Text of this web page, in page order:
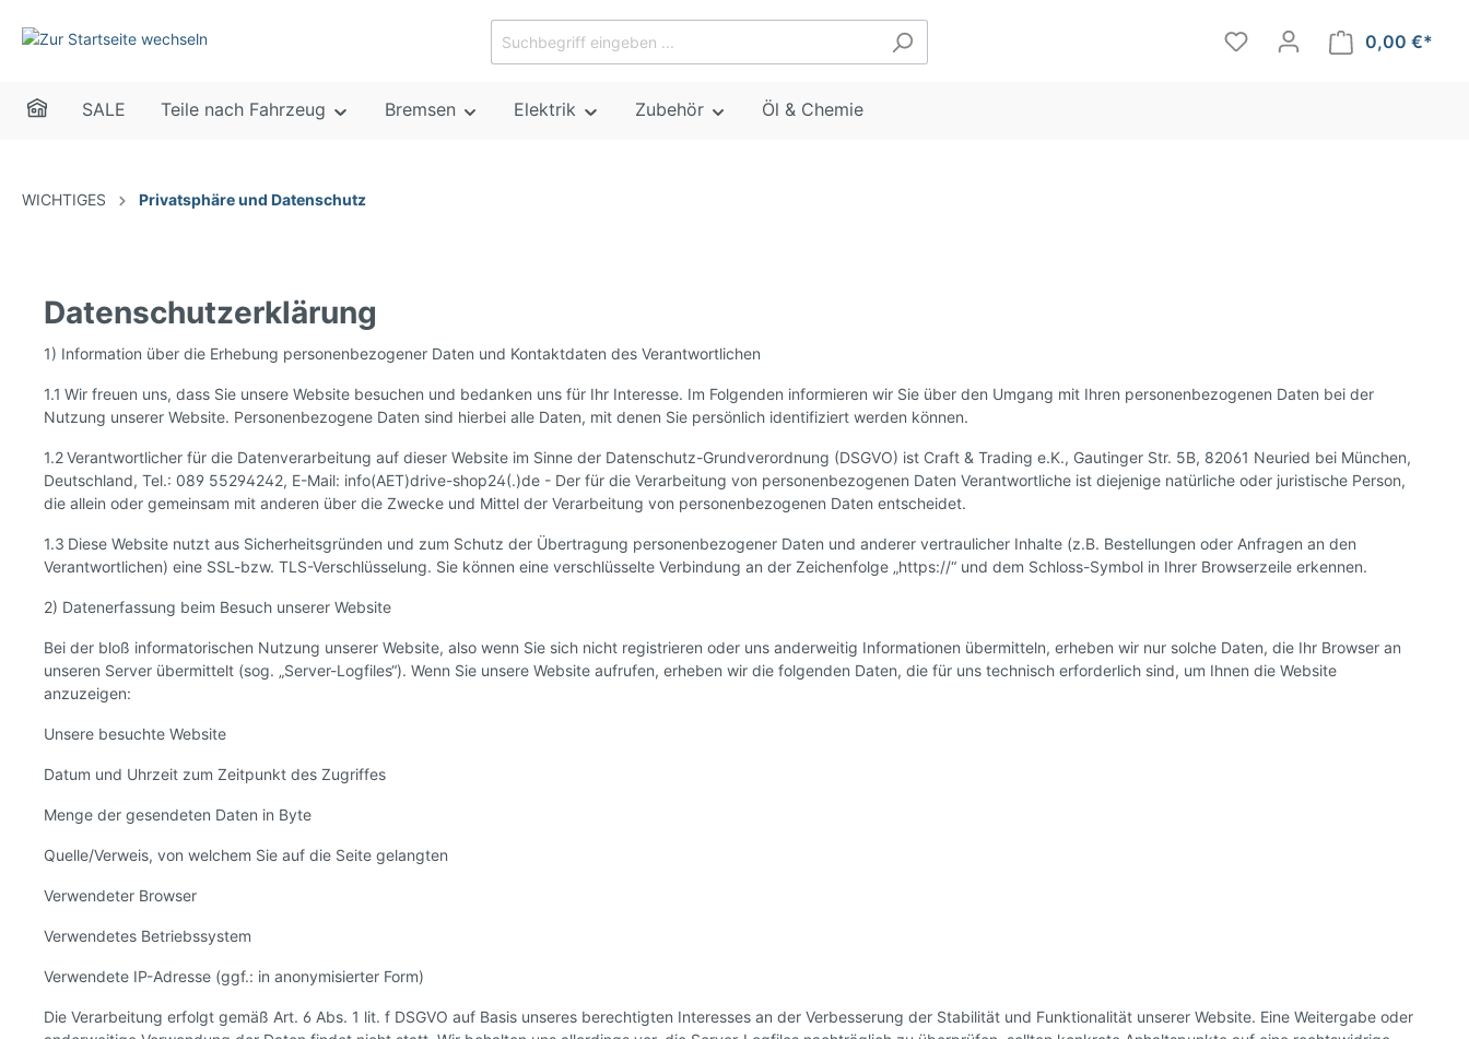
0,00 €*
SALE Teile nach Fahrzeug Bremsen Elektrik Zubehör Öl & Chemie
WICHTIGES Privatsphäre und Datenschutz
Datenschutzerklärung
1) Information über die Erhebung personenbezogener Daten und Kontaktdaten des Verantwortlichen
1.1 Wir freuen uns, dass Sie unsere Website besuchen und bedanken uns für Ihr Interesse. Im Folgenden informieren wir Sie über den Umgang mit Ihren personenbezogenen Daten bei der
Nutzung unserer Website. Personenbezogene Daten sind hierbei alle Daten, mit denen Sie persönlich identifiziert werden können.
1.2 Verantwortlicher für die Datenverarbeitung auf dieser Website im Sinne der Datenschutz-Grundverordnung (DSGVO) ist Craft & Trading e.K., Gautinger Str. 5B, 82061 Neuried bei München,
Deutschland, Tel.: 089 55294242, E-Mail: info(AET)drive-shop24(.)de - Der für die Verarbeitung von personenbezogenen Daten Verantwortliche ist diejenige natürliche oder juristische Person,
die allein oder gemeinsam mit anderen über die Zwecke und Mittel der Verarbeitung von personenbezogenen Daten entscheidet.
1.3 Diese Website nutzt aus Sicherheitsgründen und zum Schutz der Übertragung personenbezogener Daten und anderer vertraulicher Inhalte (z.B. Bestellungen oder Anfragen an den
Verantwortlichen) eine SSL-bzw. TLS-Verschlüsselung. Sie können eine verschlüsselte Verbindung an der Zeichenfolge „https://“ und dem Schloss-Symbol in Ihrer Browserzeile erkennen.
2) Datenerfassung beim Besuch unserer Website
Bei der bloß informatorischen Nutzung unserer Website, also wenn Sie sich nicht registrieren oder uns anderweitig Informationen übermitteln, erheben wir nur solche Daten, die Ihr Browser an
unseren Server übermittelt (sog. „Server-Logfiles“). Wenn Sie unsere Website aufrufen, erheben wir die folgenden Daten, die für uns technisch erforderlich sind, um Ihnen die Website
anzuzeigen:
Unsere besuchte Website
Datum und Uhrzeit zum Zeitpunkt des Zugriffes
Menge der gesendeten Daten in Byte
Quelle/Verweis, von welchem Sie auf die Seite gelangten
Verwendeter Browser
Verwendetes Betriebssystem
Verwendete IP-Adresse (ggf.: in anonymisierter Form)
Die Verarbeitung erfolgt gemäß Art. 6 Abs. 1 lit. f DSGVO auf Basis unseres berechtigten Interesses an der Verbesserung der Stabilität und Funktionalität unserer Website. Eine Weitergabe oder